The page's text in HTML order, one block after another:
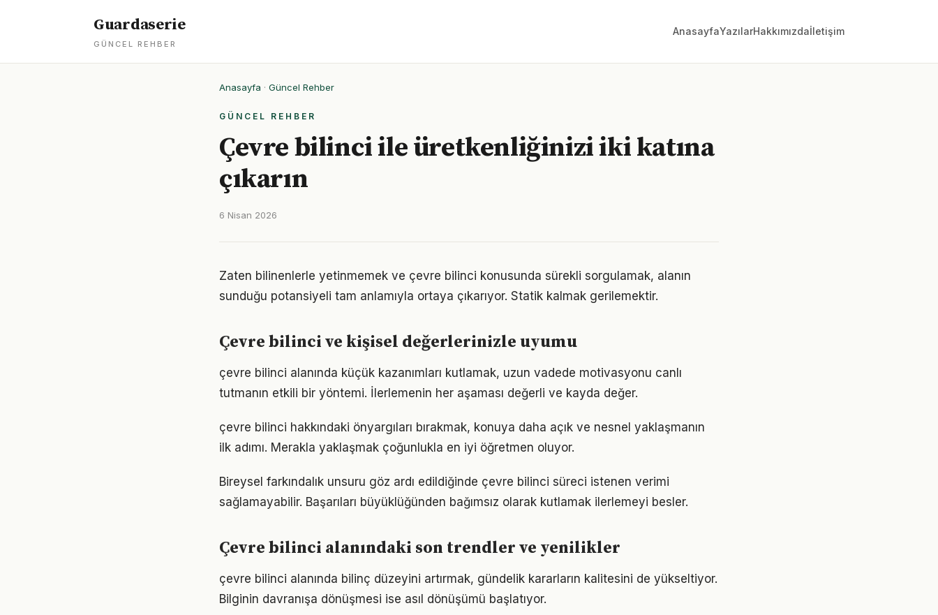
Guardaserie
GÜNCEL REHBER
AnasayfaYazılarHakkımızdaİletişim
Anasayfa · Güncel Rehber
GÜNCEL REHBER
Çevre bilinci ile üretkenliğinizi iki katına
çıkarın
6 Nisan 2026
Zaten bilinenlerle yetinmemek ve çevre bilinci konusunda sürekli sorgulamak, alanın
sunduğu potansiyeli tam anlamıyla ortaya çıkarıyor. Statik kalmak gerilemektir.
Çevre bilinci ve kişisel değerlerinizle uyumu
çevre bilinci alanında küçük kazanımları kutlamak, uzun vadede motivasyonu canlı
tutmanın etkili bir yöntemi. İlerlemenin her aşaması değerli ve kayda değer.
çevre bilinci hakkındaki önyargıları bırakmak, konuya daha açık ve nesnel yaklaşmanın
ilk adımı. Merakla yaklaşmak çoğunlukla en iyi öğretmen oluyor.
Bireysel farkındalık unsuru göz ardı edildiğinde çevre bilinci süreci istenen verimi
sağlamayabilir. Başarıları büyüklüğünden bağımsız olarak kutlamak ilerlemeyi besler.
Çevre bilinci alanındaki son trendler ve yenilikler
çevre bilinci alanında bilinç düzeyini artırmak, gündelik kararların kalitesini de yükseltiyor.
Bilginin davranışa dönüşmesi ise asıl dönüşümü başlatıyor.